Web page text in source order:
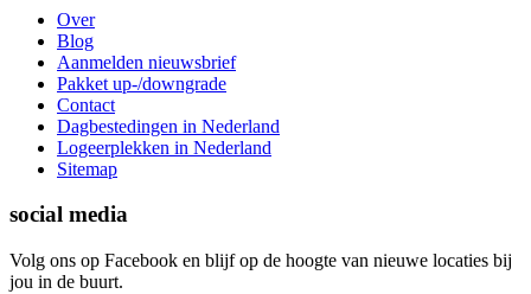
Over
Blog
Aanmelden nieuwsbrief
Pakket up-/downgrade
Contact
Dagbestedingen in Nederland
Logeerplekken in Nederland
Sitemap
social media
Volg ons op Facebook en blijf op de hoogte van nieuwe locaties bij
jou in de buurt.